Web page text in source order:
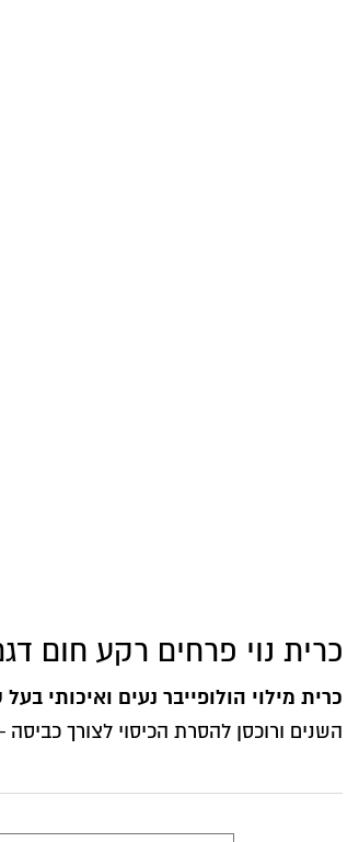
כרית נוי פרחים רקע חום
כרית מילוי הולופייבר נעים ואיכותי
השנים ורוכסן להסרת הכיסוי לצורך כביסה